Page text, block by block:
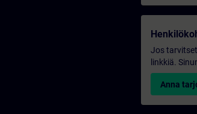
Jos
linkkiä.
Anna